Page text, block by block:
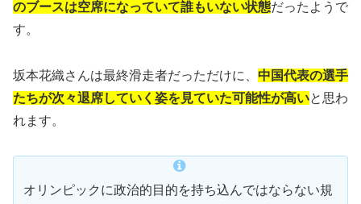
のブースは空席になっていて誰もいない状態だったようで
す。
坂本花織さんは最終滑走者だっただけに、 中国代表の選手
たちが次々退席していく姿を見ていた可能性が高いと思わ
れます。
オリンピックに政治的目的を持ち込んではならない規